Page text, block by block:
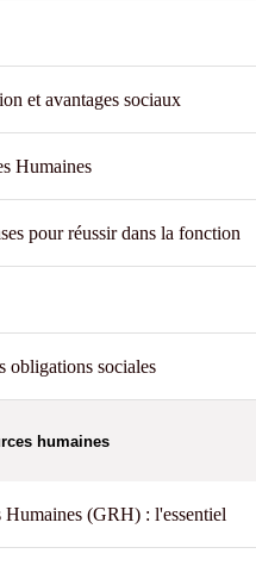
et avantages sociaux
Humaines
pour réussir dans la fonction
obligations sociales
humaines
Humaines (GRH) : l'essentiel